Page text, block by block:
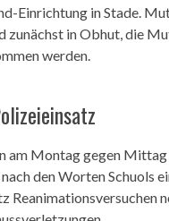
Einrichtung in Stade.
zunächst in Obhut, die
werden.
am Montag gegen
den Worten Schuols